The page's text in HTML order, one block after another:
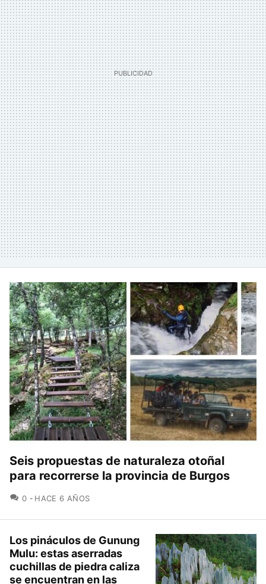
Seis propuestas de naturaleza otoñal
para recorrerse la provincia de Burgos
0 COMENTARIOS
HACE 6 AÑOS
Los pináculos de Gunung
Mulu: estas aserradas
cuchillas de piedra caliza
se encuentran en las